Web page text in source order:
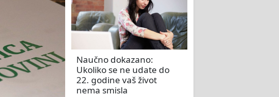
Naučno dokazano:
Ukoliko se ne udate do
22. godine vaš život
nema smisla